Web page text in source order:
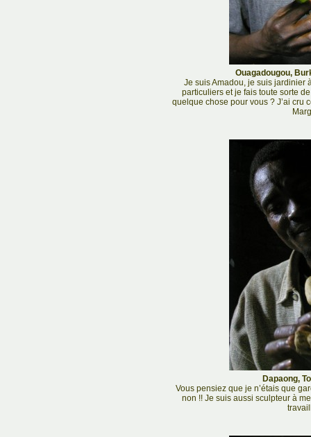
Ouagadougou,
Je suis Amadou, je suis jardinier
particuliers et je fais toute sorte
quelque chose pour vous ? J’ai cru
Dapaong,
Vous pensiez que je n’étais que
non !! Je suis aussi sculpteur à